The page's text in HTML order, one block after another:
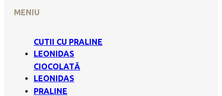
MENIU
CUTII CU PRALINE
LEONIDAS
CIOCOLATĂ
LEONIDAS
PRALINE